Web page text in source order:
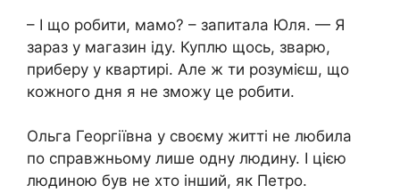
– І що робити, мамо? – запитала Юля. — Я
зараз у магазин іду. Куплю щось, зварю,
приберу у квартирі. Але ж ти розумієш, що
кожного дня я не зможу це робити.
Ольга Георгіївна у своєму житті не любила
по справжньому лише одну людину. І цією
людиною був не хто інший, як Петро.